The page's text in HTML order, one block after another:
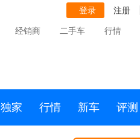
登录 注册
经销商 二手车 行情
独家 行情 新车 评测